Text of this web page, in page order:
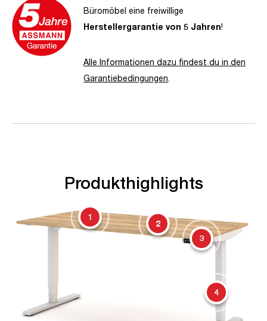
Büromöbel eine freiwillige
Herstellergarantie von 5 Jahren!
Alle Informationen dazu findest du in den
Garantiebedingungen.
Produkthighlights
1
2
3
4